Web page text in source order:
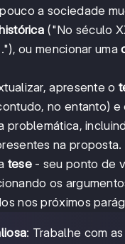
a sociedade
("No século
ou mencionar uma
apresente o
no entanto) e
problemática,
na proposta.
tese- seu ponto de
os
nos próximos
: Trabalhe com